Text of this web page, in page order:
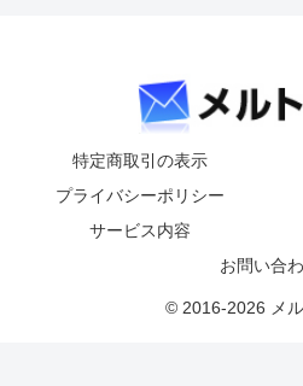
特定商取引の表示
プライバシーポリシー
サービス内容
お問い合
© 2016-2026 メ